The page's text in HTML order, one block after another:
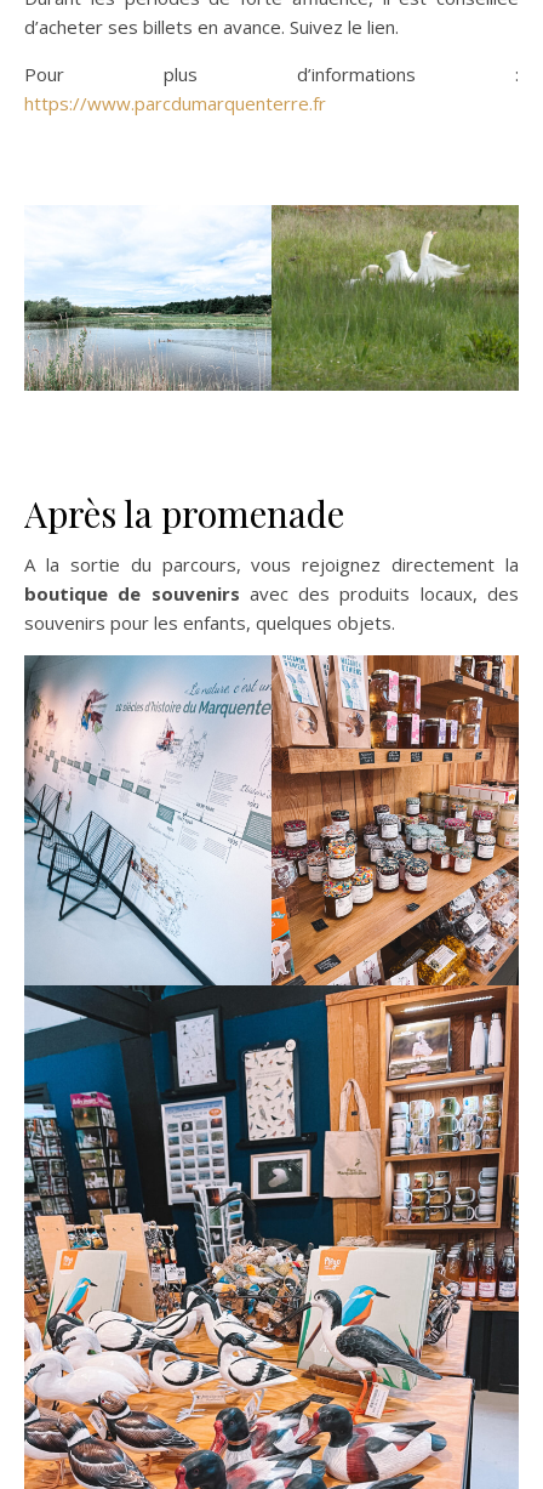
d’acheter ses billets en avance. Suivez le lien.
Pour plus d’informations :
https://www.parcdumarquenterre.fr
Après la promenade
A la sortie du parcours, vous rejoignez directement la
boutique de souvenirs avec des produits locaux, des
souvenirs pour les enfants, quelques objets.